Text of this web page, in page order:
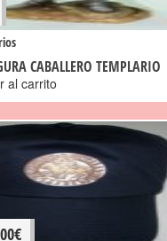
CABALLERO TEMPLARIO
al carrito
€